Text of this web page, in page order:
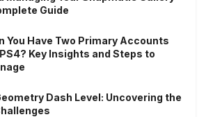
Guide
You Have Two Primary Accounts
Key Insights and Steps to
Dash Level: Uncovering the